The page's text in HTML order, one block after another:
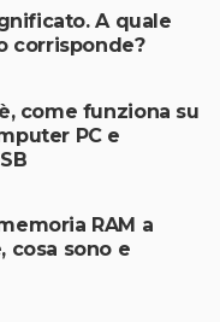
A quale
corrisponde?
come funziona su
PC e
RAM a
cosa sono e